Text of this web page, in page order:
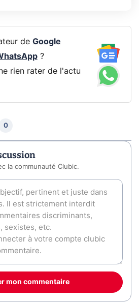
de Google
?
rien rater de l'actu
0
la communauté Clubic.
mon commentaire